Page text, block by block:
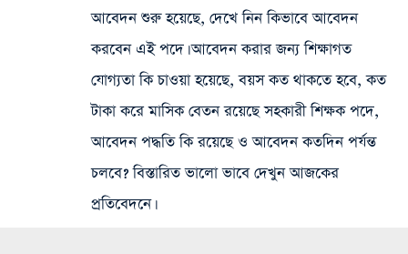
আবেদন শুরু হয়েছে, দেখে নিন কিভাবে আবেদন
করবেন এই পদে। আবেদন করার জন্য শিক্ষাগত
যোগ্যতা কি চাওয়া হয়েছে, বয়স কত থাকতে হবে, কত
টাকা করে মাসিক বেতন রয়েছে সহকারী শিক্ষক পদে,
আবেদন পদ্ধতি কি রয়েছে ও আবেদন কতদিন পর্যন্ত
চলবে? বিস্তারিত ভালো ভাবে দেখুন আজকের
প্রতিবেদনে।